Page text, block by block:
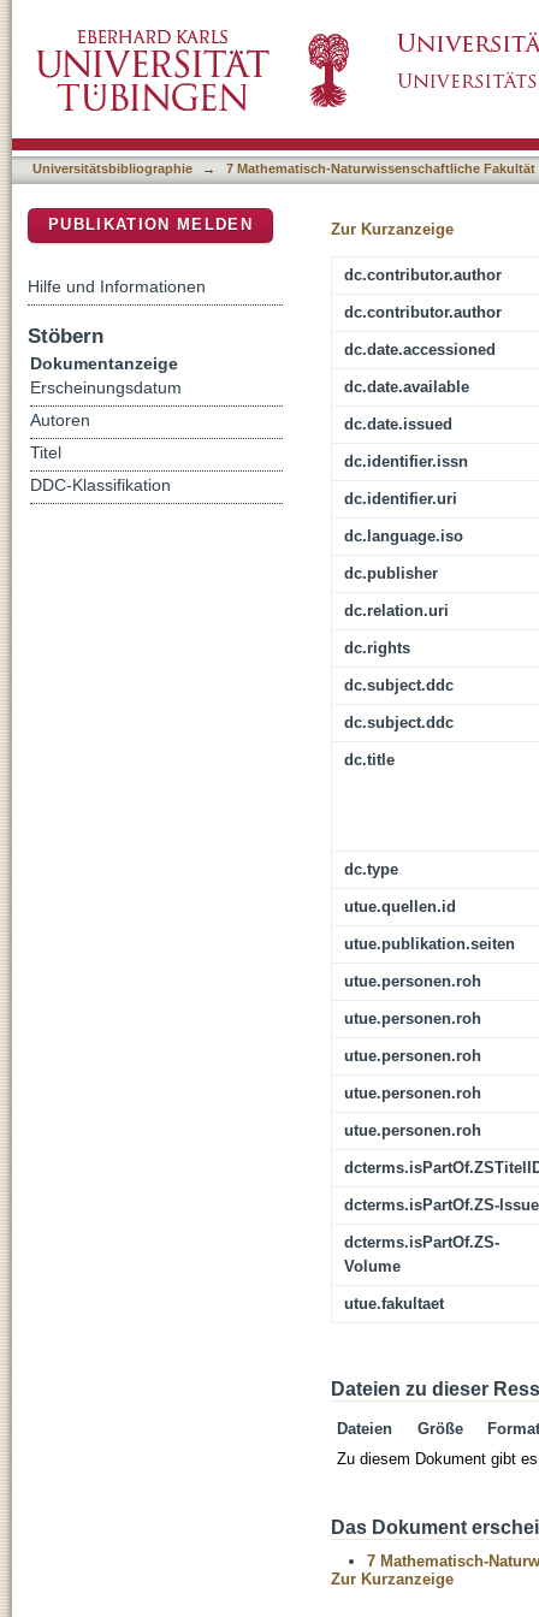
susceptibility for multiple-occurring
Messina (Sicily, southern Italy)
Universitätsbibliographie → 7 Mathematisch-Naturwissenschaftliche Fakultät
Zur Kurzanzeige
dc.contributor.author
dc.contributor.author
dc.date.accessioned
dc.date.available
dc.date.issued
dc.identifier.issn
dc.identifier.uri
dc.language.iso
dc.publisher
dc.relation.uri
dc.rights
dc.subject.ddc
dc.subject.ddc
dc.title
dc.type
utue.quellen.id
utue.publikation.seiten
utue.personen.roh
utue.personen.roh
utue.personen.roh
utue.personen.roh
utue.personen.roh
dcterms.isPartOf.ZS-Issue
dcterms.isPartOf.ZS-
Volume
utue.fakultaet
Dateien zu dieser
Dateien Größe
Format
Zu diesem Dokument gibt
Das Dokument
7 Mathematisch-
Zur Kurzanzeige
PUBLIKATION MELDEN
Hilfe und Informationen
Stöbern
Dokumentanzeige
Erscheinungsdatum
Autoren
Titel
DDC-Klassifikation